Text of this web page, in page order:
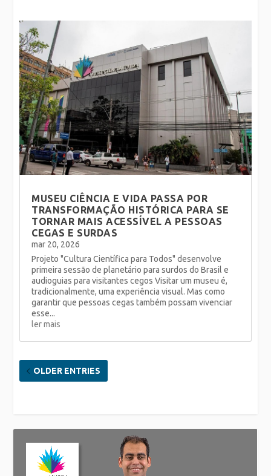
MUSEU CIÊNCIA E VIDA PASSA POR
TRANSFORMAÇÃO HISTÓRICA PARA SE
TORNAR MAIS ACESSÍVEL A PESSOAS
CEGAS E SURDAS
mar 20, 2026
Projeto "Cultura Científica para Todos" desenvolve
primeira sessão de planetário para surdos do Brasil e
audioguias para visitantes cegos Visitar um museu é,
tradicionalmente, uma experiência visual. Mas como
garantir que pessoas cegas também possam vivenciar
esse...
ler mais
OLDER ENTRIES